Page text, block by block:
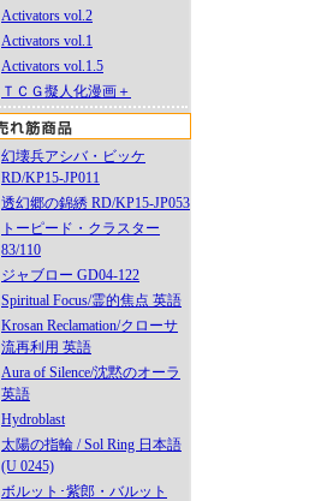
Activators vol.2
Activators vol.1
Activators vol.1.5
ＴＣＧ擬人化漫画＋
幻壊兵アシバ・ビッケ
RD/KP15-JP011
透幻郷の錦綉 RD/KP15-JP053
トーピード・クラスター
83/110
ジャブロー GD04-122
Spiritual Focus/霊的焦点 英語
Krosan Reclamation/クローサ
流再利用 英語
Aura of Silence/沈黙のオーラ
英語
Hydroblast
太陽の指輪 / Sol Ring 日本語
(U 0245)
ボルット･紫郎・バルット